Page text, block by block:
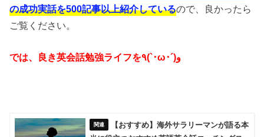
の成功実話を500記事以上紹介しているので、良かったら
ご覧ください。
では、良き英会話勉強ライフを٩(`･ω･´)و
【おすすめ】海外サラリーマンが語る本